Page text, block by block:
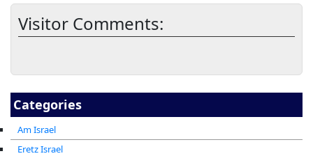
Categories
Am Israel
Eretz Israel
Visitor Comments: